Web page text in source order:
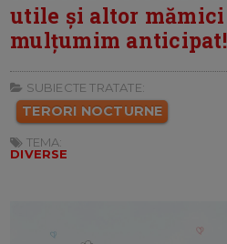
utile și altor
mulțumim
SUBIECTE TRATATE:
TERORI NOCTURNE
TEMA:
DIVERSE